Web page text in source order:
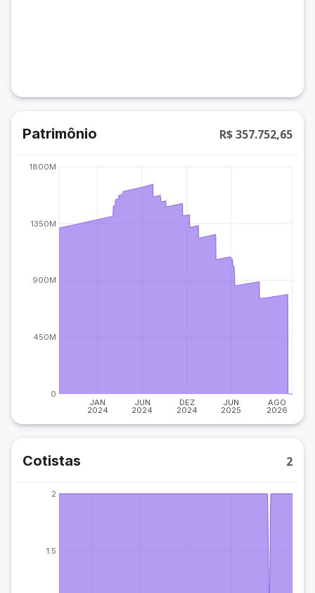
Patrimônio R$ 357.752,65
JAN
2024
JUN
2024
DEZ
2024
JUN
2025
AGO
2026
0
450M
900M
1350M
1800M
Cotistas 2
1.5
2